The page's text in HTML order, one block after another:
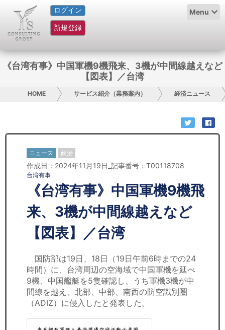
ログイン
新規登録
Menu
HOME
サービス紹介
コラム
お問い合わせ
日本人にPR
コンサルティング
リサーチ
セミナー
労務顧問
ＩＴ
飲食店情報
《台湾有事》中国軍機9機飛来、3機が中間線越えなど
【図表】／台湾
HOME サービス紹介（業務案内） 経済ニュース
ニュース 政治
作成日：2024年11月19日_記事番号：T00118708
台湾有事
《台湾有事》中国軍機9機飛
来、3機が中間線越えなど
【図表】／台湾
国防部は19日、18日（19日午前6時までの24
時間）に、台湾周辺の空海域で中国軍機を延べ
9機、中国艦艇を5隻確認し、うち軍機3機が中
間線を越え、北部、中部、南西の防空識別圏
（ADIZ）に侵入したと発表した。